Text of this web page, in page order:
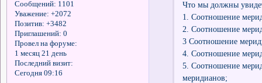
Сообщений: 1101
Уважение: +2072
Позитив: +3482
Приглашений: 0
Провел на форуме:
1 месяц 21 день
Последний визит:
Сегодня 09:16
Что мы должны
1. Соотношение
2. Соотношение
3 Соотношение
4. Соотношение
5. Соотношение
меридианов;